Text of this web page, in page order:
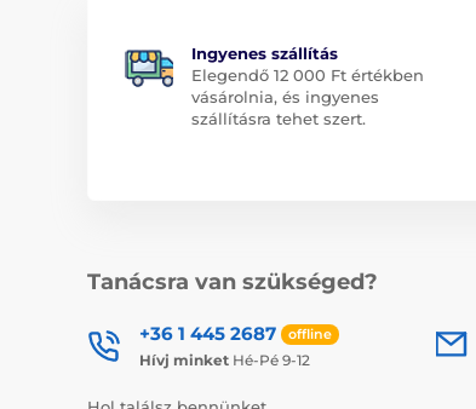
Ingyenes szállítás
Elegendő 12 000 Ft értékben
vásárolnia, és ingyenes
szállításra tehet szert.
Tanácsra van szükséged?
+36 1 445 2687 offline
Hívj minket Hé-Pé 9-12